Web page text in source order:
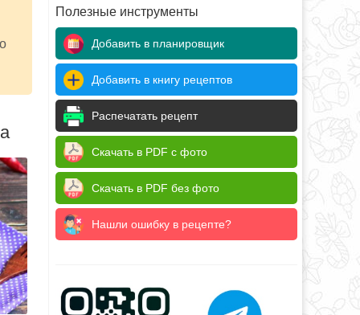
Полезные инструменты
Добавить в планировщик
Добавить в книгу рецептов
Распечатать рецепт
Скачать в PDF с фото
Скачать в PDF без фото
Нашли ошибку в рецепте?